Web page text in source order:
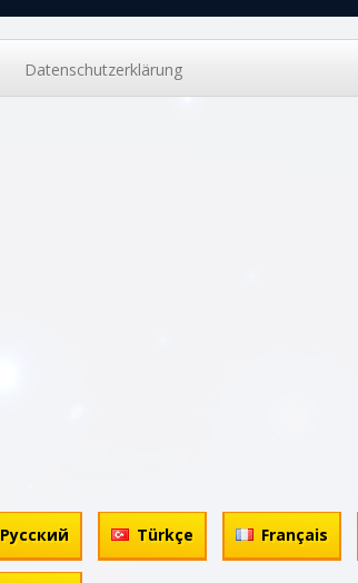
Datenschutzerklärung
Русский Türkçe Français